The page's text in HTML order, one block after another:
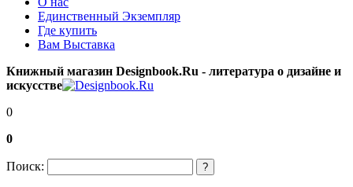
Единственный Экземпляр
Где купить
Вам Выставка
Книжный магазин Designbook.Ru - литература о дизайне и
искусстве
0
0
Поиск: ?